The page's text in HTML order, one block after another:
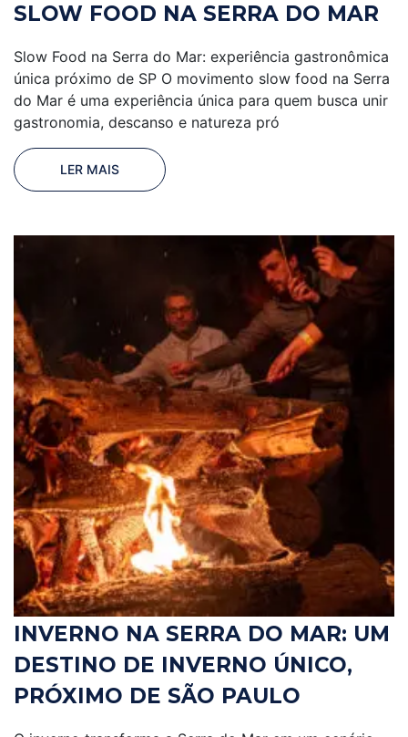
SLOW FOOD NA SERRA DO MAR
Slow Food na Serra do Mar: experiência gastronômica
única próximo de SP O movimento slow food na Serra
do Mar é uma experiência única para quem busca unir
gastronomia, descanso e natureza pró
LER MAIS
INVERNO NA SERRA DO MAR: UM
DESTINO DE INVERNO ÚNICO,
PRÓXIMO DE SÃO PAULO